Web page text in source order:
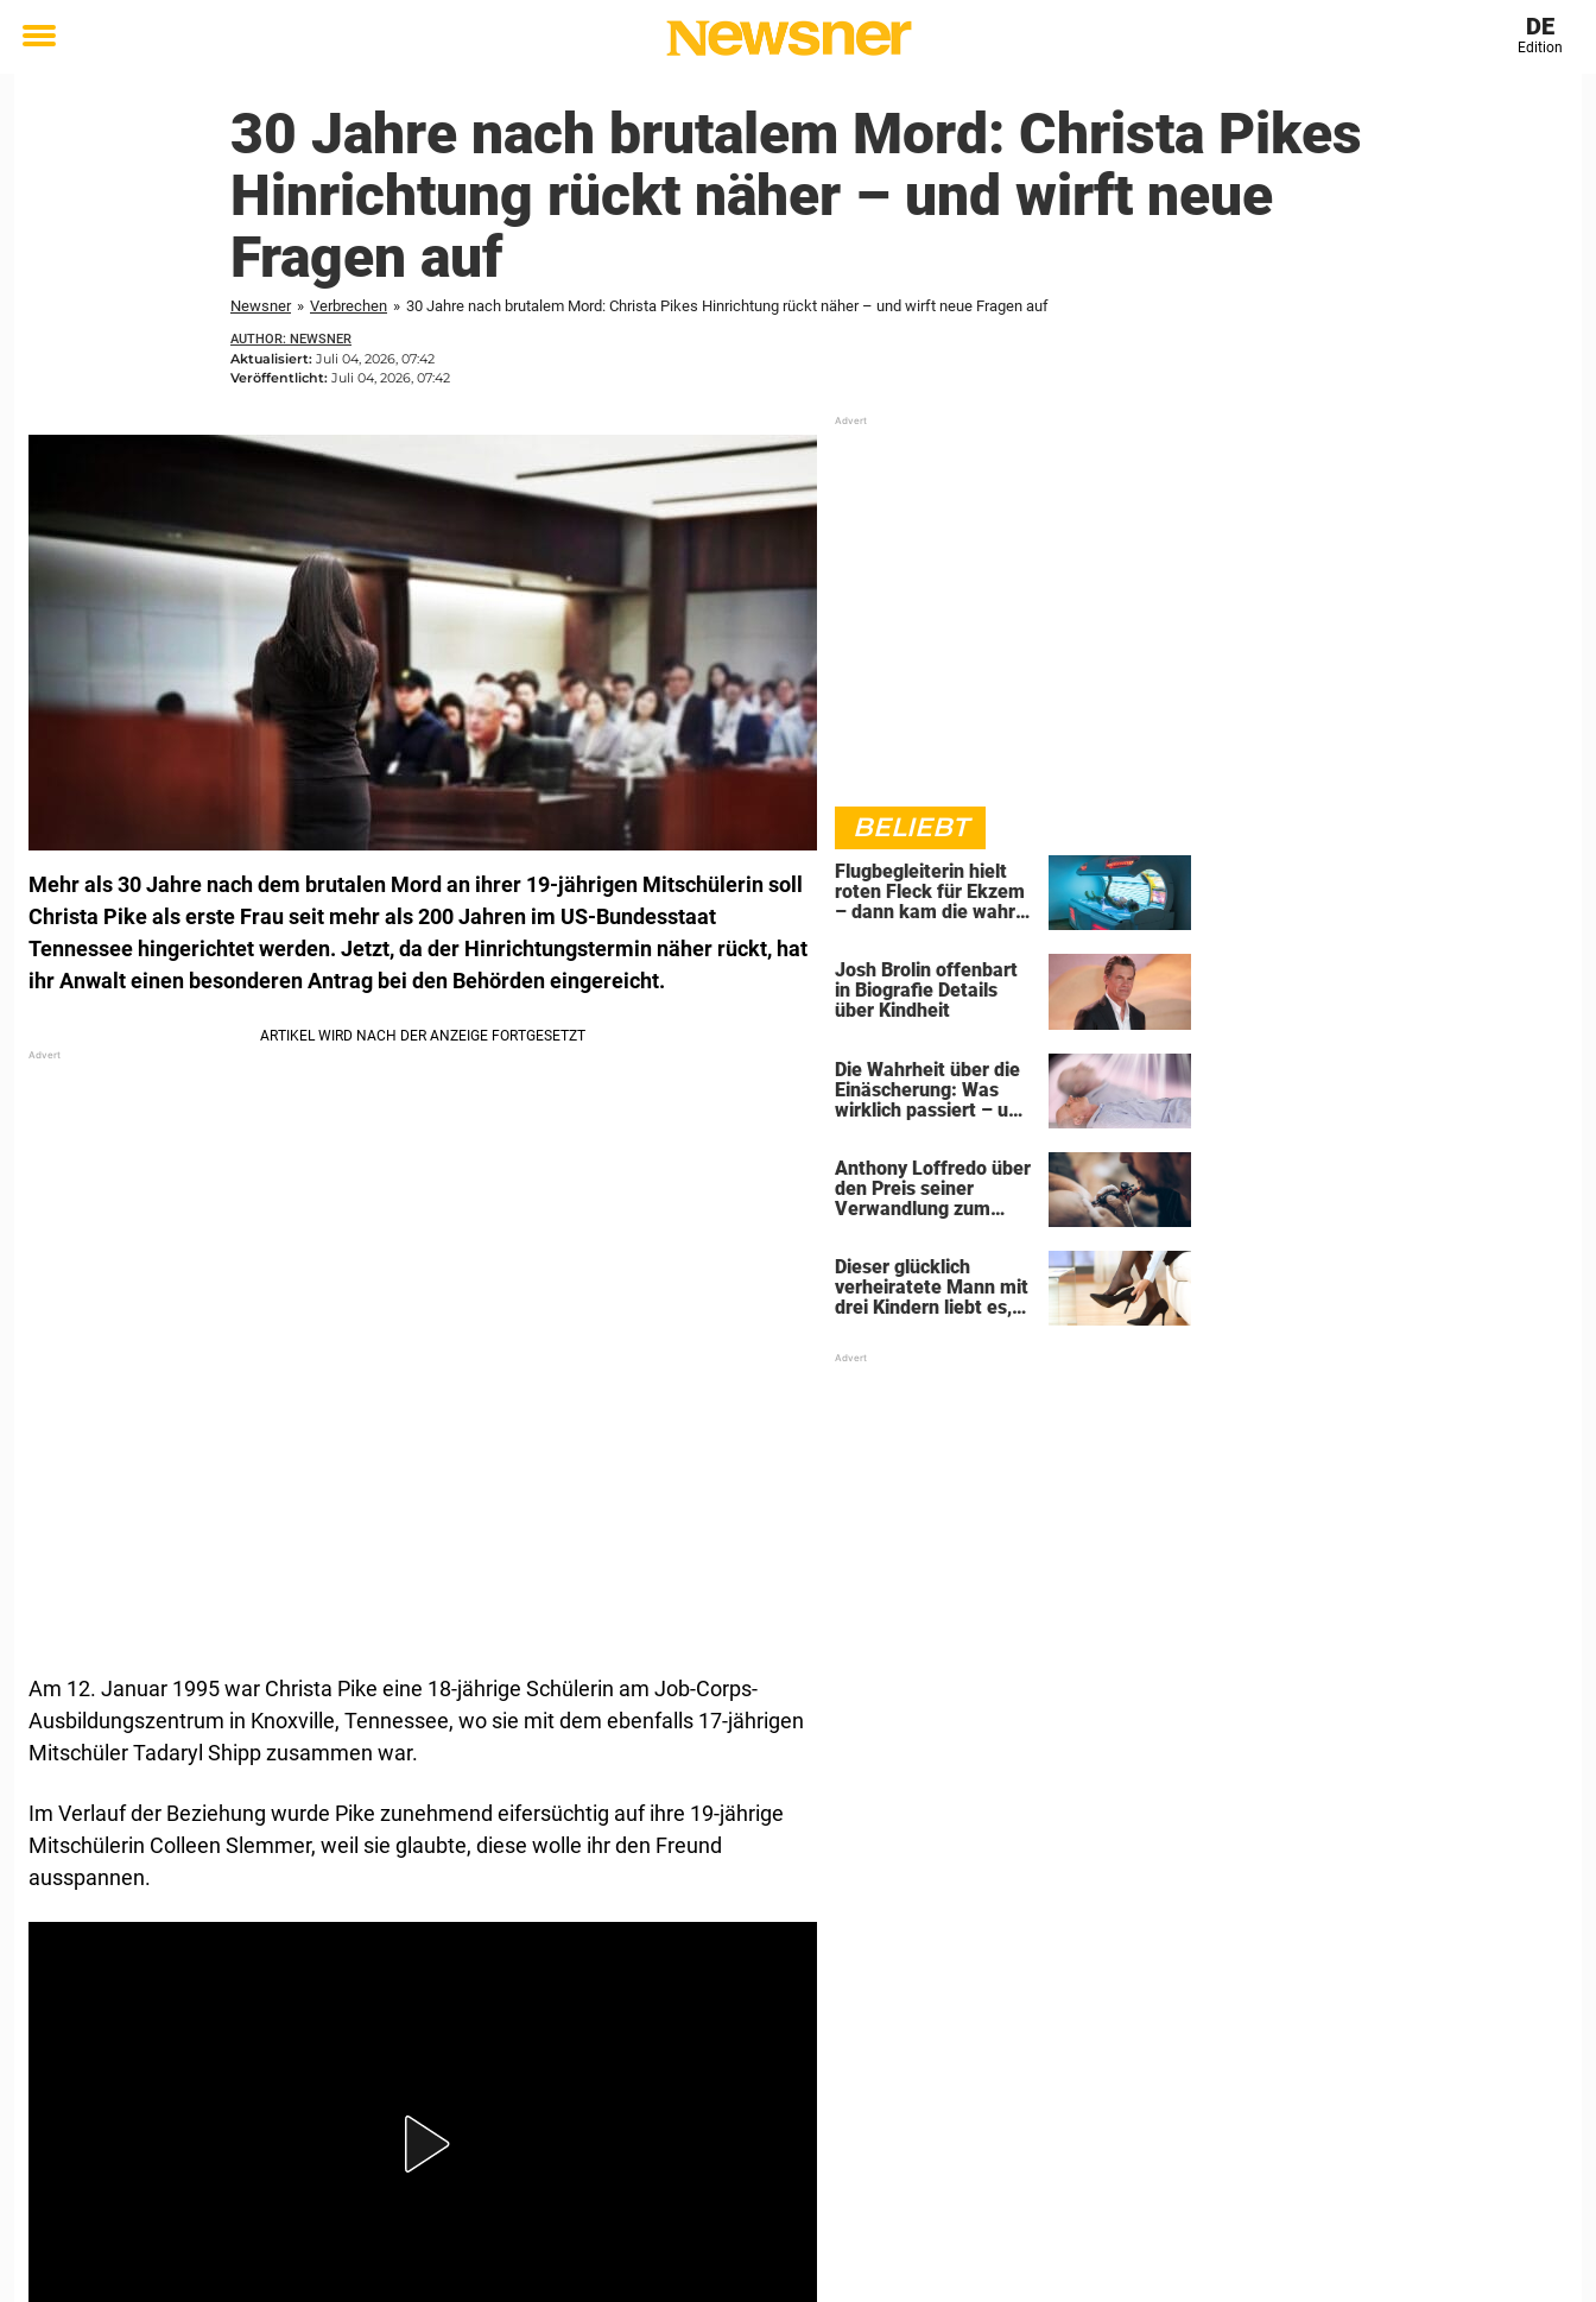
Toggle
DE
Edition
30 Jahre nach brutalem Mord: Christa Pikes
Hinrichtung rückt näher – und wirft neue
Fragen auf
Newsner » Verbrechen » 30 Jahre nach brutalem Mord: Christa Pikes Hinrichtung rückt näher – und wirft neue Fragen auf
AUTHOR: NEWSNER
Aktualisiert: Juli 04, 2026, 07:42
Veröffentlicht: Juli 04, 2026, 07:42
Mehr als 30 Jahre nach dem brutalen Mord an ihrer 19-jährigen Mitschülerin soll
Christa Pike als erste Frau seit mehr als 200 Jahren im US-Bundesstaat
Tennessee hingerichtet werden. Jetzt, da der Hinrichtungstermin näher rückt, hat
ihr Anwalt einen besonderen Antrag bei den Behörden eingereicht.
Am 12. Januar 1995 war Christa Pike eine 18-jährige Schülerin am Job-Corps-
Ausbildungszentrum in Knoxville, Tennessee, wo sie mit dem ebenfalls 17-jährigen
Mitschüler Tadaryl Shipp zusammen war.
Im Verlauf der Beziehung wurde Pike zunehmend eifersüchtig auf ihre 19-jährige
Mitschülerin Colleen Slemmer, weil sie glaubte, diese wolle ihr den Freund
ausspannen.
BELIEBT
Flugbegleiterin hielt
roten Fleck für Ekzem
– dann kam die wahre
Josh Brolin offenbart
in Biografie Details
über Kindheit
Die Wahrheit über die
Einäscherung: Was
wirklich passiert – und
Anthony Loffredo über
den Preis seiner
Verwandlung zum
Dieser glücklich
verheiratete Mann mit
drei Kindern liebt es,